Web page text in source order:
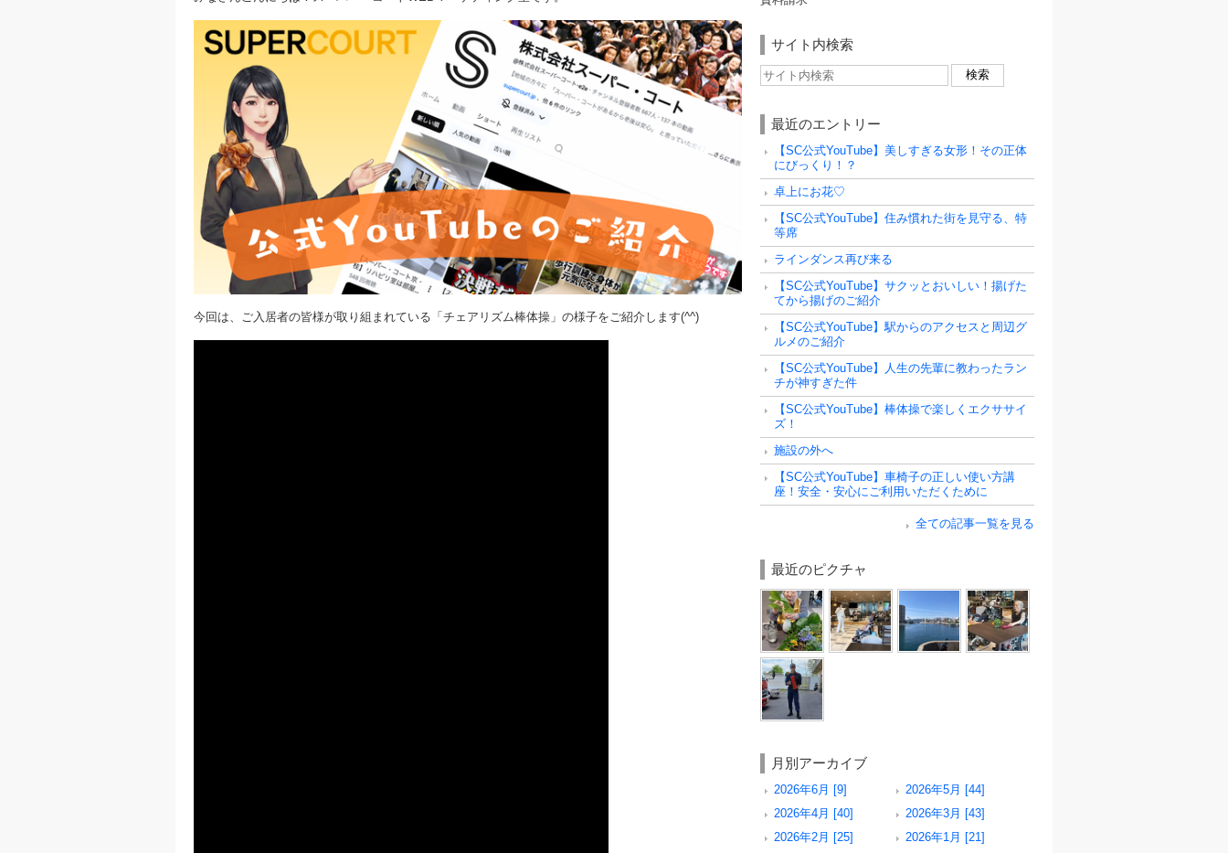
今回は、ご入居者の皆様が取り組まれている「チェアリズム棒体操」の様子をご紹介します(^^)
サイト内検索
最近のエントリー
【SC公式YouTube】美しすぎる女形！その正体
にびっくり！？
卓上にお花♡
【SC公式YouTube】住み慣れた街を見守る、特
等席
ラインダンス再び来る
【SC公式YouTube】サクッとおいしい！揚げた
てから揚げのご紹介
【SC公式YouTube】駅からのアクセスと周辺グ
ルメのご紹介
【SC公式YouTube】人生の先輩に教わったラン
チが神すぎた件
【SC公式YouTube】棒体操で楽しくエクササイ
ズ！
施設の外へ
【SC公式YouTube】車椅子の正しい使い方講
座！安全・安心にご利用いただくために
全ての記事一覧を見る
最近のピクチャ
月別アーカイブ
2026年6月 [9]
2026年5月 [44]
2026年4月 [40]
2026年3月 [43]
2026年2月 [25]
2026年1月 [21]